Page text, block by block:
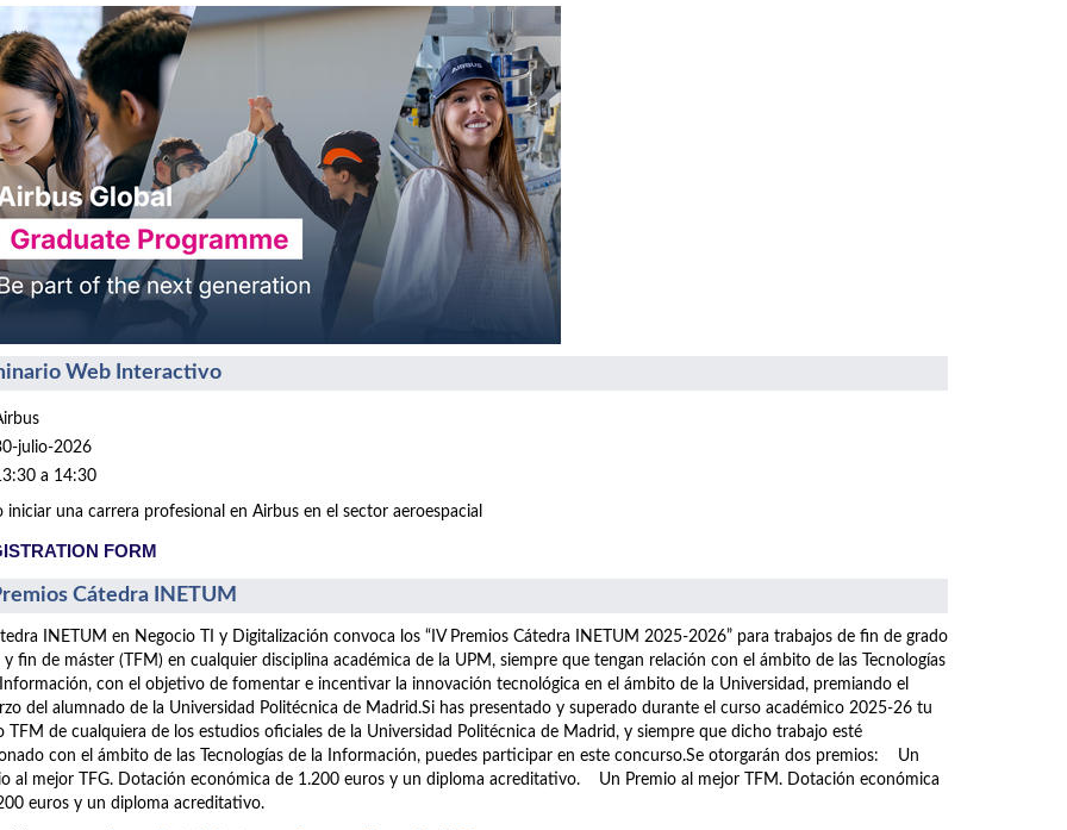
Web Interactivo
julio-2026
a 14:30
iniciar una carrera profesional en Airbus en el sector aeroespacial
FORM
Cátedra INETUM
INETUM en Negocio TI y Digitalización convoca los “IV Premios Cátedra INETUM 2025-2026” para trabajos de fin de grado
y fin de máster (TFM) en cualquier disciplina académica de la UPM, siempre que tengan relación con el ámbito de las Tecnologías
con el objetivo de fomentar e incentivar la innovación tecnológica en el ámbito de la Universidad, premiando el
del alumnado de la Universidad Politécnica de Madrid.Si has presentado y superado durante el curso académico 2025-26 tu
TFM de cualquiera de los estudios oficiales de la Universidad Politécnica de Madrid, y siempre que dicho trabajo esté
con el ámbito de las Tecnologías de la Información, puedes participar en este concurso.Se otorgarán dos premios: Un
al mejor TFG. Dotación económica de 1.200 euros y un diploma acreditativo. Un Premio al mejor TFM. Dotación económica
euros y un diploma acreditativo.